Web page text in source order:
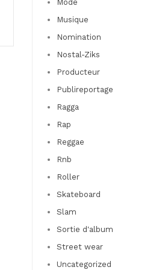
Mode
Musique
Nomination
Nostal-Ziks
Producteur
Publireportage
Ragga
Rap
Reggae
Rnb
Roller
Skateboard
Slam
Sortie d'album
Street wear
Uncategorized